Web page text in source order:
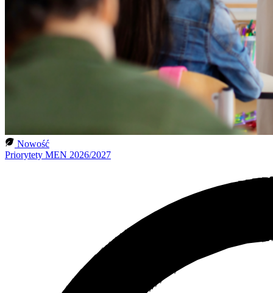
Nowość
Priorytety MEN 2026/2027